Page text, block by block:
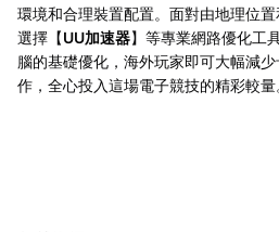
環境和合理裝置配置。面對由地理位
選擇【UU加速器】等專業網路優化工
腦的基礎優化，海外玩家即可大幅減
作，全心投入這場電子競技的精彩較量